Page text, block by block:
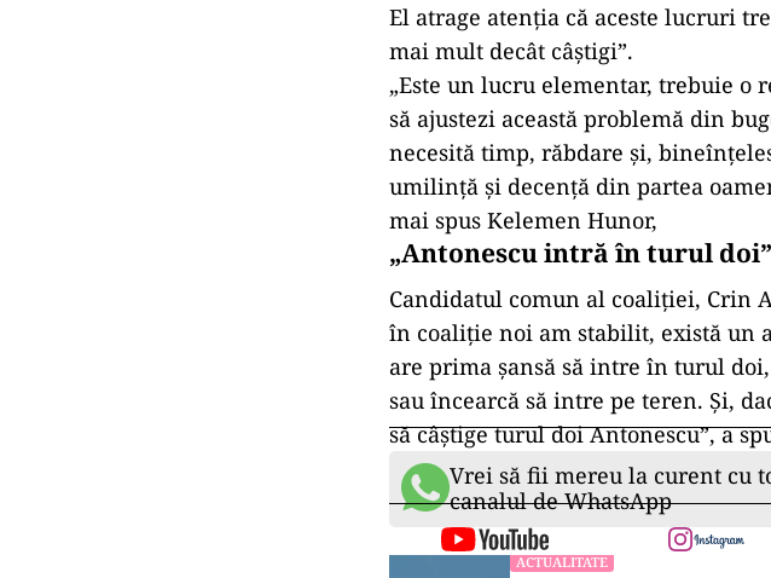
El atrage atenția că aceste lucruri
mai mult decât câştigi”.
„Este un lucru elementar, trebuie
să ajustezi această problemă din
necesită timp, răbdare şi,
umilinţă şi decenţă din partea
mai spus Kelemen Hunor,
„Antonescu intră în turul doi”
Candidatul comun al coaliției, Crin
în coaliţie noi am stabilit, există un
are prima şansă să intre în turul
sau încearcă să intre pe teren. Şi,
să câştige turul doi Antonescu”, a
Vrei să fii mereu la curent cu
canalul de WhatsApp
ACTUALITATE